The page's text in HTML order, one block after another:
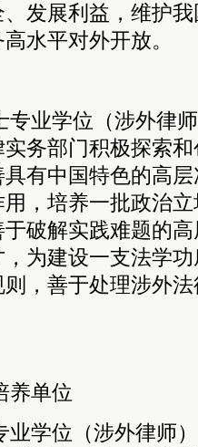
发展利益，维护
水平对外开放。
专业学位（涉外律
务部门积极探索
有中国特色的高
，培养一批政治
破解实践难题的
为建设一支法学
，善于处理涉外
养单位
业学位（涉外律师